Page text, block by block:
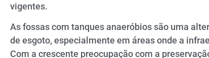
vigentes.
As fossas com tanques anaeróbios são uma
de esgoto, especialmente em áreas onde a
Com a crescente preocupação com a